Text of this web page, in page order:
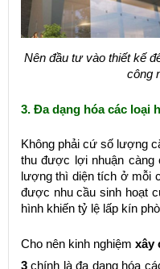
Nên đầu tư vào thiết kế
công
3. Đa dạng hóa các loại
Không phải cứ số lượng
thu được lợi nhuận càng
lượng thì diện tích ở mỗi
được nhu cầu sinh hoạt
hình khiến tỷ lệ lấp kín
Cho nên kinh nghiệm xây
3 chính là đa dạng hóa